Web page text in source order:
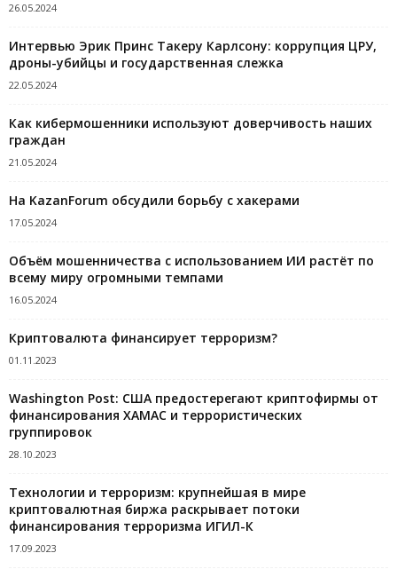
26.05.2024
Интервью Эрик Принс Такеру Карлсону: коррупция ЦРУ,
дроны-убийцы и государственная слежка
22.05.2024
Как кибермошенники используют доверчивость наших
граждан
21.05.2024
На KazanForum обсудили борьбу с хакерами
17.05.2024
Объём мошенничества с использованием ИИ растёт по
всему миру огромными темпами
16.05.2024
Криптовалюта финансирует терроризм?
01.11.2023
Washington Post: США предостерегают криптофирмы от
финансирования ХАМАС и террористических
группировок
28.10.2023
Технологии и терроризм: крупнейшая в мире
криптовалютная биржа раскрывает потоки
финансирования терроризма ИГИЛ-К
17.09.2023